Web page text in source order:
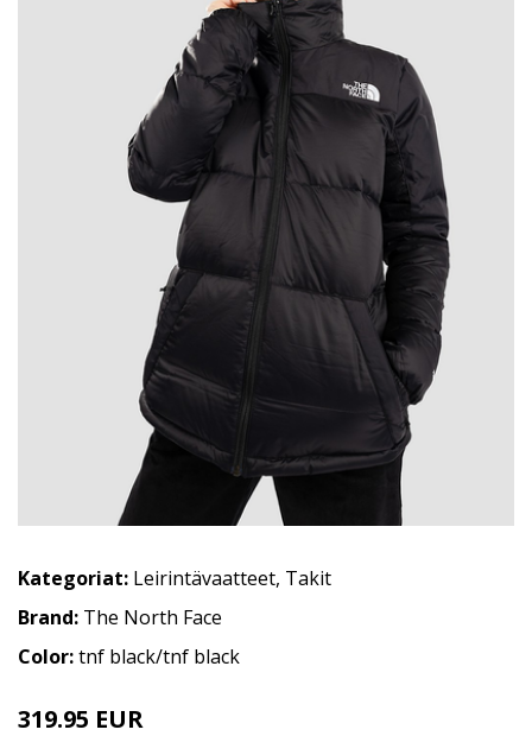
Kategoriat: Leirintävaatteet, Takit
Brand: The North Face
Color:tnf black/tnf black
319.95 EUR